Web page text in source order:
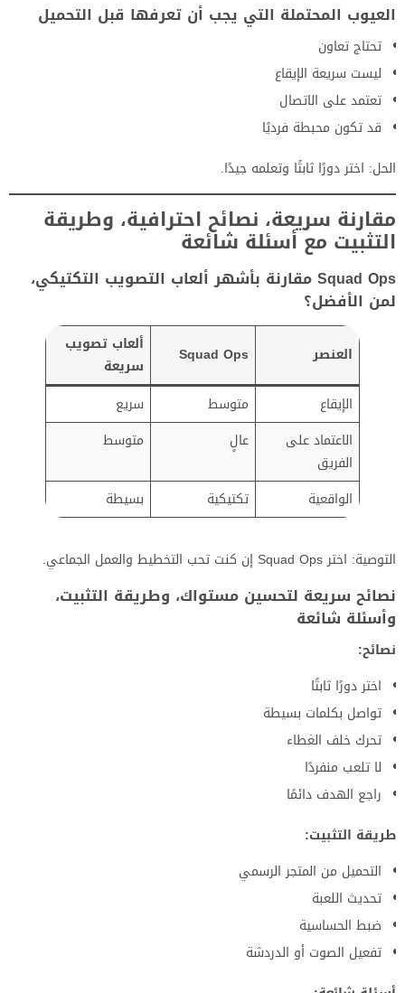
العيوب المحتملة التي يجب أن تعرفها قبل التحميل
تحتاج تعاون
ليست سريعة الإيقاع
تعتمد على الاتصال
قد تكون محبطة فرديًا
الحل: اختر دورًا ثابتًا وتعلمه جيدًا.
مقارنة سريعة، نصائح احترافية، وطريقة
التثبيت مع أسئلة شائعة
Squad Ops مقارنة بأشهر ألعاب التصويب التكتيكي،
لمن الأفضل؟
العنصر Squad Ops
ألعاب تصويب
سريعة
الإيقاع
متوسط
سريع
الاعتماد على
الفريق
عالٍ متوسط
الواقعية تكتيكية بسيطة
التوصية: اختر Squad Ops إن كنت تحب التخطيط والعمل الجماعي.
نصائح سريعة لتحسين مستواك، وطريقة التثبيت،
وأسئلة شائعة
نصائح:
اختر دورًا ثابتًا
تواصل بكلمات بسيطة
تحرك خلف الغطاء
لا تلعب منفردًا
راجع الهدف دائمًا
طريقة التثبيت:
التحميل من المتجر الرسمي
تحديث اللعبة
ضبط الحساسية
تفعيل الصوت أو الدردشة